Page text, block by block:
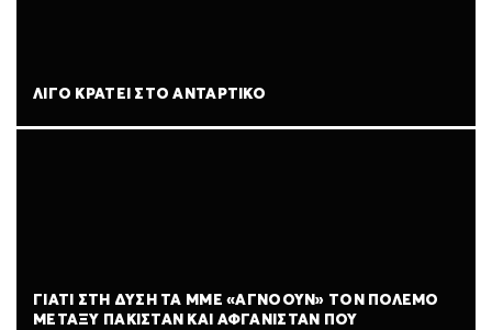
ΛΊΓΟ ΚΡΆΤΕΙ ΣΤΟ ΑΝΤΆΡΤΙΚΟ
ΓΙΑΤΊ ΣΤΗ ΔΎΣΗ ΤΑ ΜΜΕ «ΑΓΝΟΟΎΝ» ΤΟΝ ΠΌΛΕΜΟ
ΜΕΤΑΞΎ ΠΑΚΙΣΤΆΝ ΚΑΙ ΑΦΓΑΝΙΣΤΆΝ ΠΟΥ